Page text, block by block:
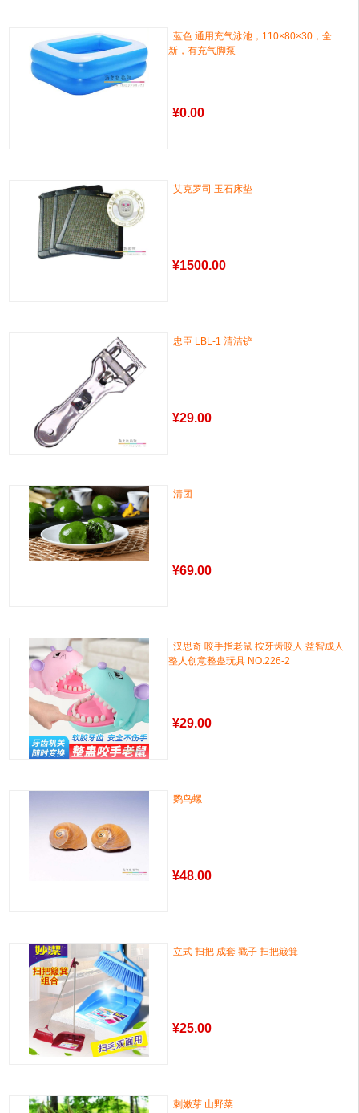
蓝色 通用充气泳池，110×80×30，全
新，有充气脚泵
¥0.00
艾克罗司 玉石床垫
¥1500.00
忠臣 LBL-1 清洁铲
¥29.00
清团
¥69.00
汉思奇 咬手指老鼠 按牙齿咬人 益智成人
整人创意整蛊玩具 NO.226-2
¥29.00
鹦鸟螺
¥48.00
立式 扫把 成套 戳子 扫把簸箕
¥25.00
刺嫩芽 山野菜